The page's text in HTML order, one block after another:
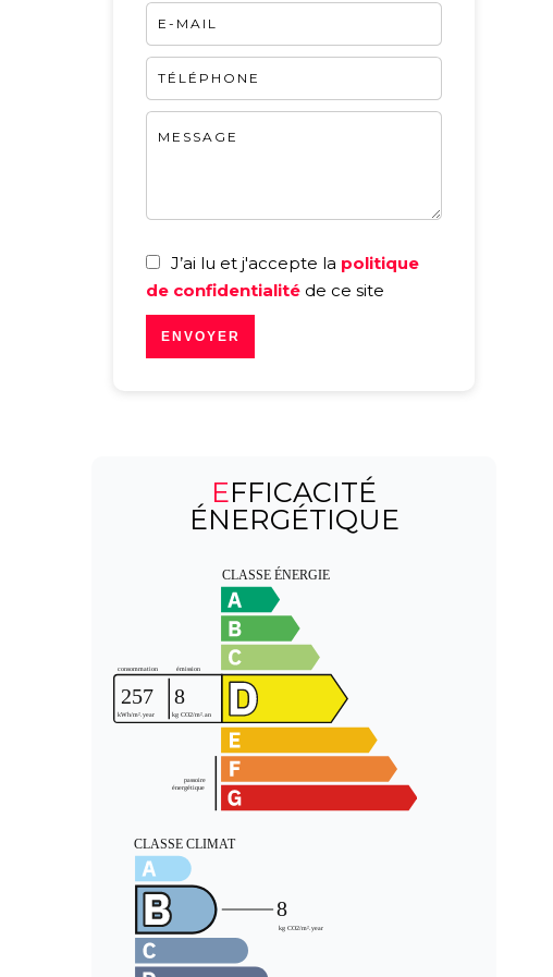
J’ai lu et j'accepte la politique
de confidentialité de ce site
ENVOYER
EFFICACITÉ
ÉNERGÉTIQUE